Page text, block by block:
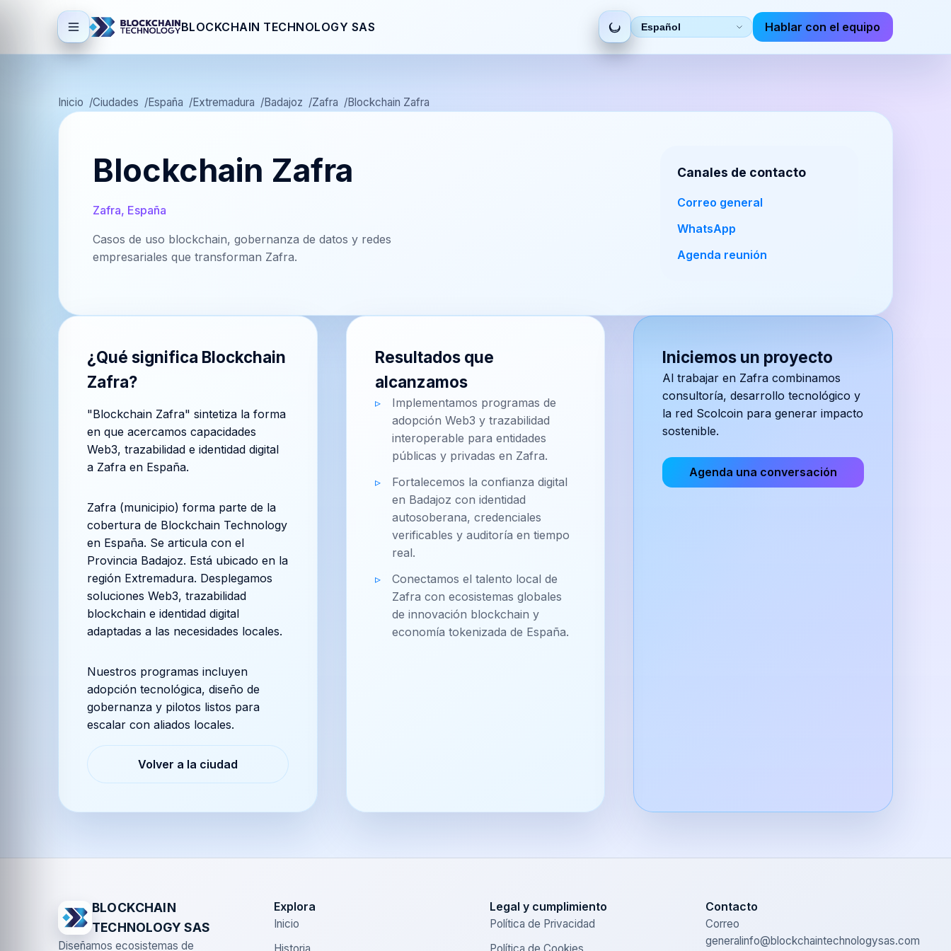
BLOCKCHAIN TECHNOLOGY SAS
Seleccionar
idioma
Hablar con el equipo
Inicio Ciudades España Extremadura Badajoz Zafra Blockchain Zafra
Blockchain Zafra
Zafra, España
Casos de uso blockchain, gobernanza de datos y redes
empresariales que transforman Zafra.
Canales de contacto
Correo general
WhatsApp
Agenda reunión
¿Qué significa Blockchain
Zafra?
"Blockchain Zafra" sintetiza la forma
en que acercamos capacidades
Web3, trazabilidad e identidad digital
a Zafra en España.
Zafra (municipio) forma parte de la
cobertura de Blockchain Technology
en España. Se articula con el
Provincia Badajoz. Está ubicado en la
región Extremadura. Desplegamos
soluciones Web3, trazabilidad
blockchain e identidad digital
adaptadas a las necesidades locales.
Nuestros programas incluyen
adopción tecnológica, diseño de
gobernanza y pilotos listos para
escalar con aliados locales.
Volver a la ciudad
Resultados que
alcanzamos
Implementamos programas de
adopción Web3 y trazabilidad
interoperable para entidades
públicas y privadas en Zafra.
Fortalecemos la confianza digital
en Badajoz con identidad
autosoberana, credenciales
verificables y auditoría en tiempo
real.
Conectamos el talento local de
Zafra con ecosistemas globales
de innovación blockchain y
economía tokenizada de España.
Iniciemos un proyecto
Al trabajar en Zafra combinamos
consultoría, desarrollo tecnológico y
la red Scolcoin para generar impacto
sostenible.
Agenda una conversación
BLOCKCHAIN
TECHNOLOGY SAS
Diseñamos ecosistemas de
Explora
Inicio
Historia
Legal y cumplimiento
Política de Privacidad
Política de Cookies
Contacto
Correo
general info@blockchaintechnologysas.com